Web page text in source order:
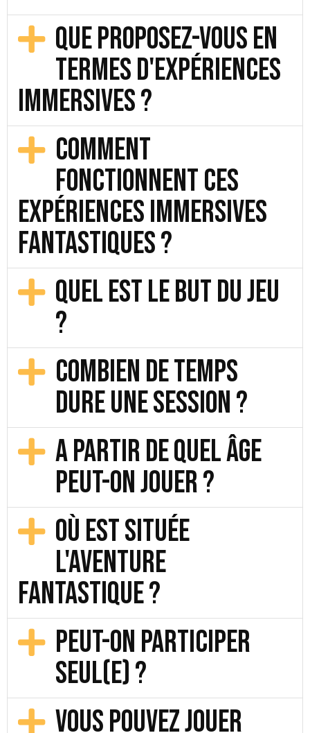
Que proposez-vous en
termes d'expériences
immersives ?
Comment
fonctionnent ces
expériences immersives
fantastiques ?
Quel est le but du jeu
?
Combien de temps
dure une session ?
A partir de quel âge
peut-on jouer ?
Où est située
L'Aventure
Fantastique ?
Peut-on participer
seul(e) ?
Vous pouvez jouer